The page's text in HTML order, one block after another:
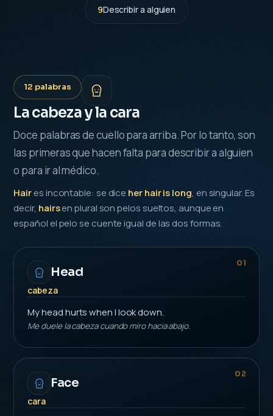
9Describir a alguien
La cabeza y la cara
Doce palabras de cuello para arriba. Por lo tanto, son
las primeras que hacen falta para describir a alguien
o para ir al médico.
Haires incontable: se dice her hair is long, en singular. Es
decir, hairsen plural son pelos sueltos, aunque en
español el pelo se cuente igual de las dos formas.
12 palabras
01
Head
cabeza
My head hurts when I look down.
Me duele la cabeza cuando miro hacia abajo.
02
Face
cara